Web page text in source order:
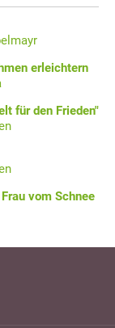
erleichtern
für den Frieden"
vom Schnee